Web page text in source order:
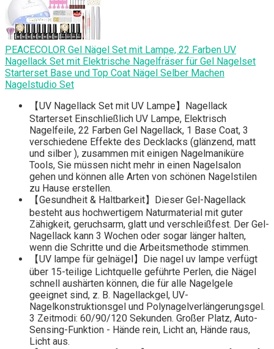
PEACECOLOR Gel Nägel Set mit Lampe, 22 Farben UV
Nagellack Set mit Elektrische Nagelfräser für Gel Nagelset
Starterset Base und Top Coat Nägel Selber Machen
Nagelstudio Set
【UV Nagellack Set mit UV Lampe】Nagellack
Starterset Einschließlich UV Lampe, Elektrisch
Nagelfeile, 22 Farben Gel Nagellack, 1 Base Coat, 3
verschiedene Effekte des Decklacks (glänzend, matt
und silber ), zusammen mit einigen Nagelmaniküre
Tools, Sie müssen nicht mehr in einen Nagelsalon
gehen und können alle Arten von schönen Nagelstilen
zu Hause erstellen.
【Gesundheit & Haltbarkeit】Dieser Gel-Nagellack
besteht aus hochwertigem Naturmaterial mit guter
Zähigkeit, geruchsarm, glatt und verschleißfest. Der Gel-
Nagellack kann 3 Wochen oder sogar länger halten,
wenn die Schritte und die Arbeitsmethode stimmen.
【UV lampe für gelnägel】Die nagel uv lampe verfügt
über 15-teilige Lichtquelle geführte Perlen, die Nägel
schnell aushärten können, die für alle Nagelgele
geeignet sind, z. B. Nagellackgel, UV-
Nagelkonstruktionsgel und Polynagelverlängerungsgel.
3 Zeitmodi: 60/90/120 Sekunden. Großer Platz, Auto-
Sensing-Funktion - Hände rein, Licht an, Hände raus,
Licht aus.